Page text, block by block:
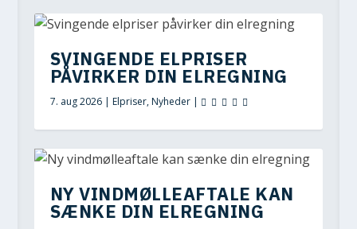
SVINGENDE ELPRISER
PÅVIRKER DIN ELREGNING
7. aug 2026| Elpriser,Nyheder|
NY VINDMØLLEAFTALE KAN
SÆNKE DIN ELREGNING